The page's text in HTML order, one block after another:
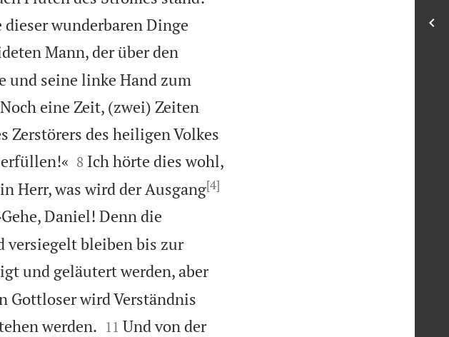
dieser wunderbaren Dinge
Mann, der über den
und seine linke Hand zum
eine Zeit, (zwei) Zeiten
Zerstörers des heiligen Volkes

8 Ich hörte dies wohl,
Herr, was wird der Ausgang[4]
Daniel! Denn die
versiegelt bleiben bis zur
und geläutert werden, aber
Gottloser wird Verständnis
werden.
11 Und von der